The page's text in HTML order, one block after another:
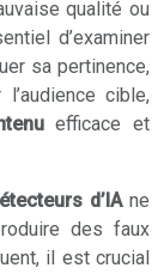
qualité ou
d’examiner
sa pertinence,
cible,
efficace et
d’IAne
des faux
il est crucial